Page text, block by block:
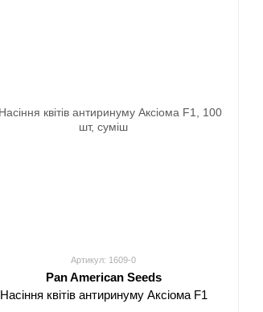
Артикул: 1609-0
Pan American Seeds
Насіння квітів антиринуму Аксіома F1